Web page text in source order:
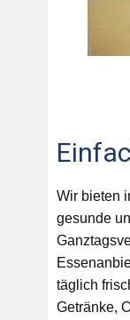
Wir bieten
gesunde
täglich
Getränke,